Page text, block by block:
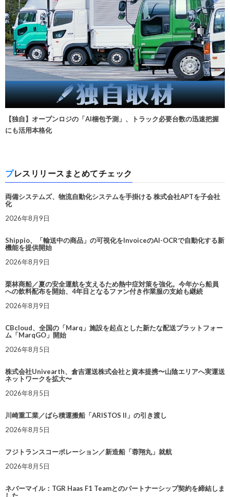
【独自】オープンロジの「AI梱包予測」、トラック必要台数の迅速把握
にも活用本格化
プレスリリースまとめてチェック
両備システムズ、物流自動化システムを手掛ける 株式会社APTを子会社
化
2026年8月9日
Shippio、「輸送中の商品」の可視化をInvoiceのAI-OCRで自動化する新
機能を提供開始
2026年8月9日
栗林商船／夏の安全運航を支えるため熱中症対策を強化。今年から船員
への飲料配布を開始、4年目となるファン付き作業服の支給も継続
2026年8月9日
CBcloud、全国の「Marq」施設を起点とした新たな配送プラットフォー
ム「MarqGO」開始
2026年8月5日
株式会社Univearth、倉吉運送株式会社と資本提携〜山陰エリアへ実運送
ネットワークを拡大〜
2026年8月5日
川崎重工業／ばら積運搬船「ARISTOS II」の引き渡し
2026年8月5日
フジトランスコーポレーション／新造船「蓉翔丸」就航
2026年8月5日
ネバーマイル：TGR Haas F1 Teamとのパートナーシップ契約を締結しま